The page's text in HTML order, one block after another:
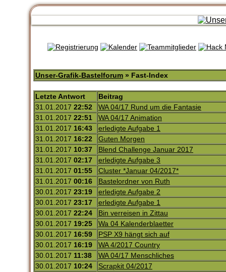
Unser-Grafik-Bastelforum » Fast-Index
Letzte Antwort
Beitrag
31.01.2017 22:52
WA 04/17 Rund um die Fantasie
31.01.2017 22:51
WA 04/17 Animation
31.01.2017 16:43
erledigte Aufgabe 1
31.01.2017 16:22
Guten Morgen
31.01.2017 10:37
Blend Challenge Januar 2017
31.01.2017 02:17
erledigte Aufgabe 3
31.01.2017 01:55
Cluster *Januar 04/2017*
31.01.2017 00:16
Bastelordner von Ruth
30.01.2017 23:19
erledigte Aufgabe 2
30.01.2017 23:17
erledigte Aufgabe 1
30.01.2017 22:24
Bin verreisen in Zittau
30.01.2017 19:25
Wa 04 Kalenderblaetter
30.01.2017 16:59
PSP X9 hängt sich auf
30.01.2017 16:19
WA 4/2017 Country
30.01.2017 11:38
WA 04/17 Menschliches
30.01.2017 10:24
Scrapkit 04/2017